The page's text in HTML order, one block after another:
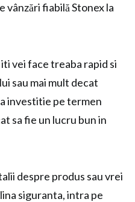
vânzări fiabilă Stonex la
vei face treaba rapid si
sau mai mult decat
investitie pe termen
sa fie un lucru bun in
despre produs sau vrei
siguranta, intra pe